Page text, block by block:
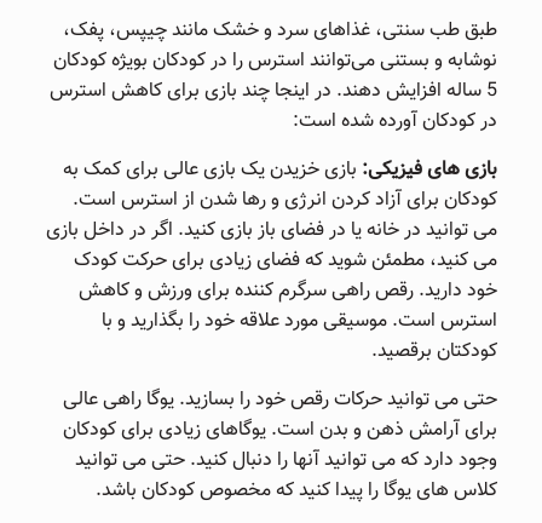
طبق طب سنتی، غذاهای سرد و خشک مانند چیپس، پفک،
نوشابه و بستنی می‌توانند استرس را در کودکان بویژه کودکان
5 ساله افزایش دهند. در اینجا چند بازی برای کاهش استرس
در کودکان آورده شده است:
بازی های فیزیکی: بازی خزیدن یک بازی عالی برای کمک به
کودکان برای آزاد کردن انرژی و رها شدن از استرس است.
می توانید در خانه یا در فضای باز بازی کنید. اگر در داخل بازی
می کنید، مطمئن شوید که فضای زیادی برای حرکت کودک
خود دارید. رقص راهی سرگرم کننده برای ورزش و کاهش
استرس است. موسیقی مورد علاقه خود را بگذارید و با
کودکتان برقصید.
حتی می توانید حرکات رقص خود را بسازید. یوگا راهی عالی
برای آرامش ذهن و بدن است. یوگاهای زیادی برای کودکان
وجود دارد که می توانید آنها را دنبال کنید. حتی می توانید
کلاس های یوگا را پیدا کنید که مخصوص کودکان باشد.